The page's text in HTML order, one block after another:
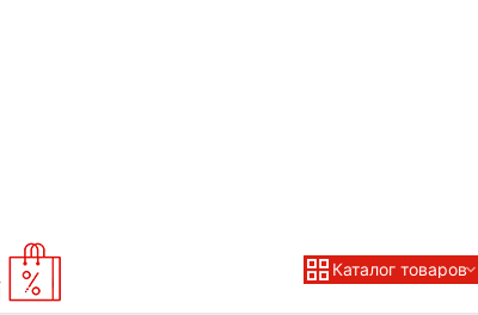
Каталог товаров